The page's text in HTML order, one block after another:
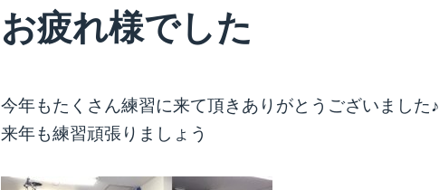
お疲れ様でした
今年もたくさん練習に来て頂きありがとうございました♪
来年も練習頑張りましょう